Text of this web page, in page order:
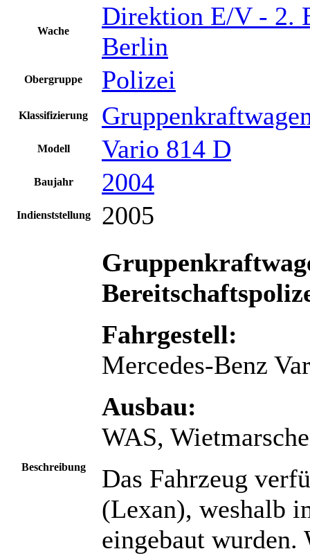
Wache
Direktion E/V - 2.
Berlin
Obergruppe Polizei
Klassifizierung
Modell Vario 814 D
Baujahr 2004
Indienststellung 2005
Beschreibung
Fahrgestell:
Mercedes-Benz
Ausbau:
WAS,
Das Fahrzeug
(Lexan), weshalb
eingebaut wurden.